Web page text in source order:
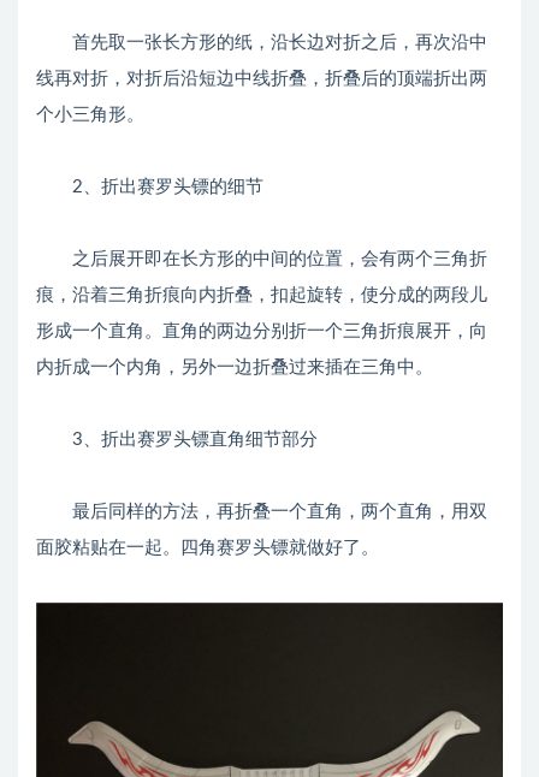
首先取一张长方形的纸，沿长边对折之后，再次沿中
线再对折，对折后沿短边中线折叠，折叠后的顶端折出两
个小三角形。
2、折出赛罗头镖的细节
之后展开即在长方形的中间的位置，会有两个三角折
痕，沿着三角折痕向内折叠，扣起旋转，使分成的两段儿
形成一个直角。直角的两边分别折一个三角折痕展开，向
内折成一个内角，另外一边折叠过来插在三角中。
3、折出赛罗头镖直角细节部分
最后同样的方法，再折叠一个直角，两个直角，用双
面胶粘贴在一起。四角赛罗头镖就做好了。